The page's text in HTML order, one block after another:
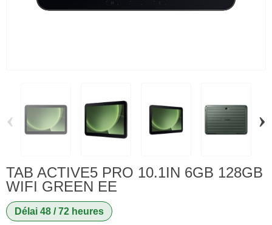
‹ ›
TAB ACTIVE5 PRO 10.1IN 6GB 128GB
WIFI GREEN EE
Délai 48 / 72 heures